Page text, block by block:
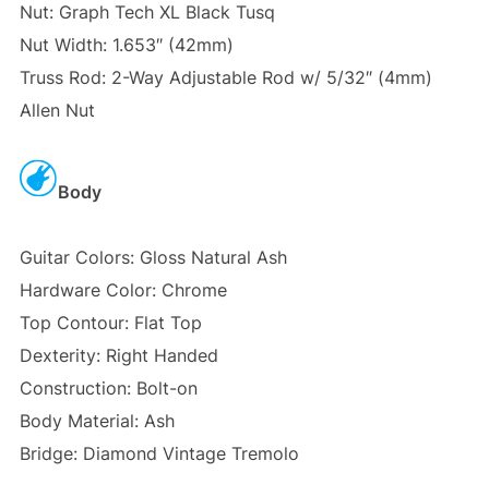
Nut: Graph Tech XL Black Tusq
Nut Width: 1.653″ (42mm)
Truss Rod: 2-Way Adjustable Rod w/ 5/32″ (4mm)
Allen Nut
Body
Guitar Colors: Gloss Natural Ash
Hardware Color: Chrome
Top Contour: Flat Top
Dexterity: Right Handed
Construction: Bolt-on
Body Material: Ash
Bridge: Diamond Vintage Tremolo